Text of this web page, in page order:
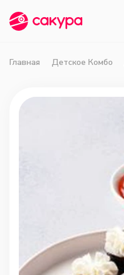
Главная Детское Комбо